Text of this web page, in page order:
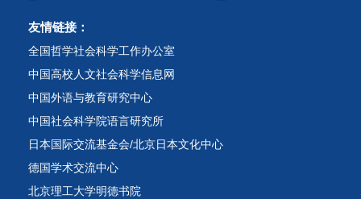
友情链接：
全国哲学社会科学工作办公室
中国高校人文社会科学信息网
中国外语与教育研究中心
中国社会科学院语言研究所
日本国际交流基金会/北京日本文化中心
德国学术交流中心
北京理工大学明德书院